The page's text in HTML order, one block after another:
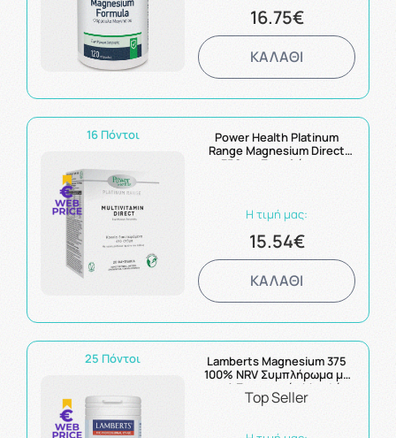
16.75€
ΚΑΛΑΘΙ
16 Πόντοι
Power Health Platinum
Range Magnesium Direct
350mg Συμπλήρωμα
Η τιμή μας:
15.54€
ΚΑΛΑΘΙ
25 Πόντοι
Lamberts Magnesium 375
100% NRV Συμπλήρωμα με
τις 4 Σημαντικές Μορφές
Αλάτων του Μαγνησίου
Top Seller